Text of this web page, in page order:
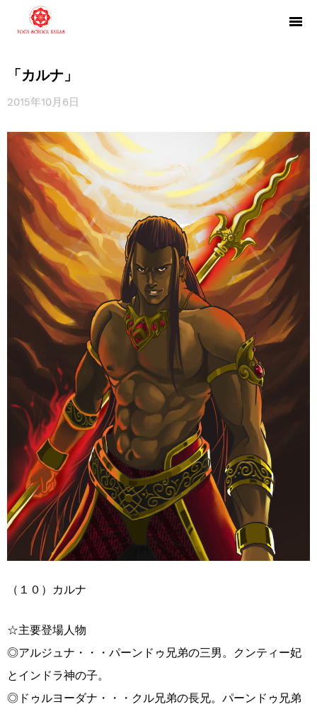
「カルナ」
2015年10月6日
（１０）カルナ
☆主要登場人物
◎アルジュナ・・・パーンドゥ兄弟の三男。クンティー妃
とインドラ神の子。
◎ドゥルヨーダナ・・・クル兄弟の長兄。パーンドゥ兄弟